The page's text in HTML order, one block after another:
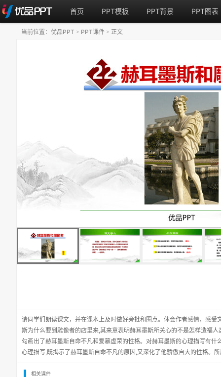
首页 PPT模板 PPT背景 PPT图表
请同学们朗读课文，并在课本上及时做好旁批和圈点。体会作者感情，感受
斯为什么要到雕像者的店里来,其来意表明赫耳墨斯所关心的不是怎样造福
勾画出了赫耳墨斯自命不凡和爱慕虚荣的性格。对赫耳墨斯的心理描写有什
心理描写,既揭示了赫耳墨斯自命不凡的原因,又深化了他骄傲自大的性格。
当前位置： 优品PPT > PPT课件 > 正文
相关课件